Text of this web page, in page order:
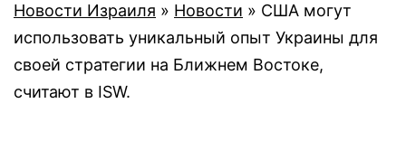
Новости Израиля » Новости » США могут
использовать уникальный опыт Украины для
своей стратегии на Ближнем Востоке,
считают в ISW.